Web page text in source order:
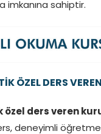
imkanına sahiptir.
ÖZEL DERS
özel ders veren
deneyimli